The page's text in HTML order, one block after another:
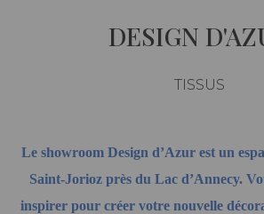
DESIGN
TISSUS
Le showroom Design d’Azur est un
Saint-Jorioz près du Lac d’Annecy.
inspirer pour créer votre nouvelle